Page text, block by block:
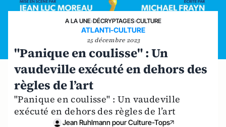
A LA UNE›DÉCRYPTAGES›CULTURE
ATLANTI-CULTURE
25 décembre 2023
"Panique en coulisse" : Un
vaudeville exécuté en dehors des
règles de l’art
"Panique en coulisse" : Un vaudeville
exécuté en dehors des règles de l’art
Jean Ruhlmann pour Culture-Tops